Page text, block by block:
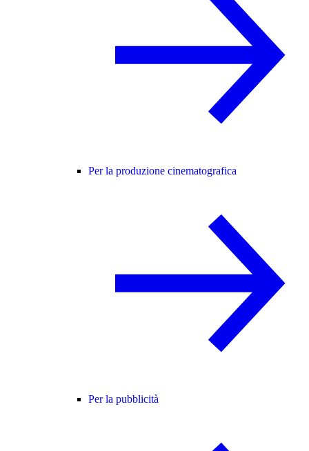
Per la produzione cinematografica
Per la pubblicità